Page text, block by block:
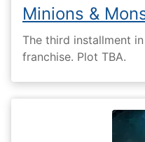
Minions &
The third installment
franchise. Plot TBA.